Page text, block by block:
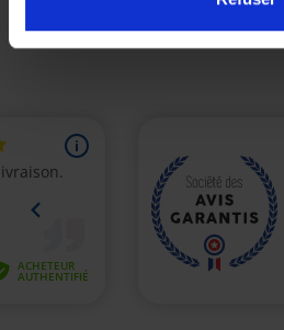
Précédent